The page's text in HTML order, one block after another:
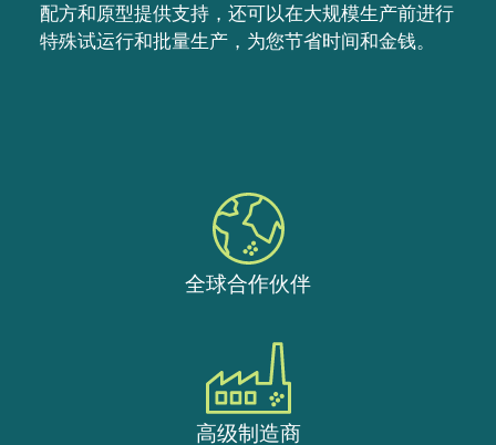
配方和原型提供支持，还可以在大规模生产前进行
特殊试运行和批量生产，为您节省时间和金钱。
全球合作伙伴
高级制造商